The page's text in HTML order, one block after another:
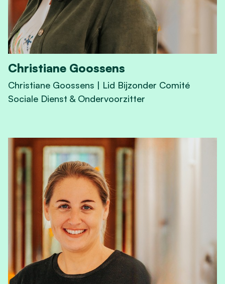
Christiane Goossens
Christiane Goossens | Lid Bijzonder Comité
Sociale Dienst & Ondervoorzitter